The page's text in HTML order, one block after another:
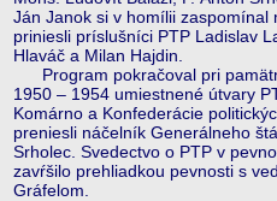
Ján Janok si v homílii zaspomínal
priniesli príslušníci PTP Ladislav
Hlaváč a Milan Hajdin.
Program pokračoval pri
1950 – 1954 umiestnené útvary
Komárno a Konfederácie
preniesli náčelník Generálneho
Srholec. Svedectvo o PTP v
zavŕšilo prehliadkou pevnosti s
Gráfelom.